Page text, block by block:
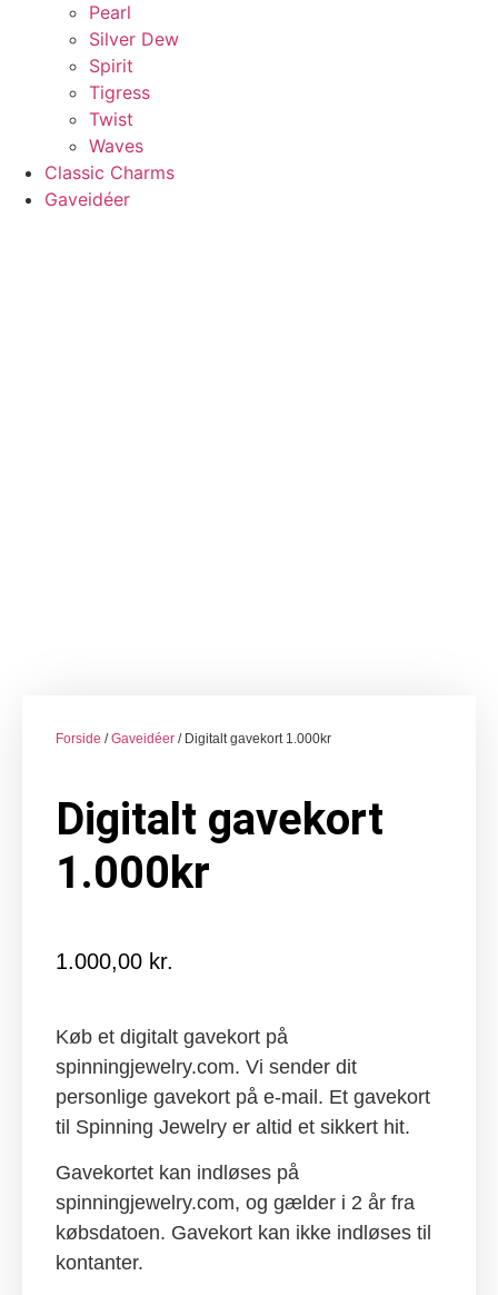
Pearl
Silver Dew
Spirit
Tigress
Twist
Waves
Classic Charms
Gaveidéer
Forside /Gaveidéer / Digitalt gavekort 1.000kr
Digitalt gavekort
1.000kr
1.000,00 kr.
Køb et digitalt gavekort på
spinningjewelry.com. Vi sender dit
personlige gavekort på e-mail. Et gavekort
til Spinning Jewelry er altid et sikkert hit.
Gavekortet kan indløses på
spinningjewelry.com, og gælder i 2 år fra
købsdatoen. Gavekort kan ikke indløses til
kontanter.